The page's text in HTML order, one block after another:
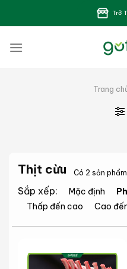
dung
Trở
Trang
Thịt cừu Có 2 sản phẩm
Sắp xếp: Mặc định
Thấp đến cao
Cao